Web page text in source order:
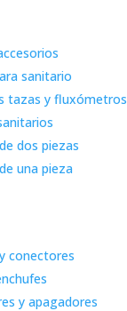
sanitario
tazas y fluxómetros
dos piezas
una pieza
conectores
y apagadores